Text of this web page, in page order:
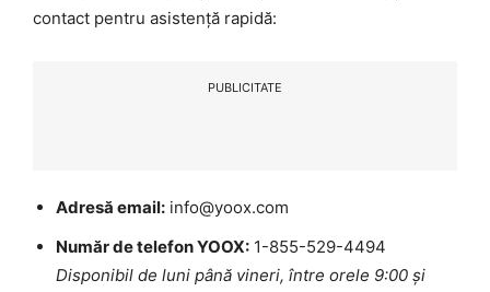
contact pentru asistență rapidă:
PUBLICITATE
Adresă email: info@yoox.com
Număr de telefon YOOX: 1-855-529-4494
Disponibil de luni până vineri, între orele 9:00 și